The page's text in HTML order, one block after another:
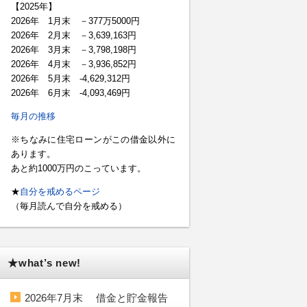
【2025年】
2026年 1月末 －377万5000円
2026年 2月末 －3,639,163円
2026年 3月末 －3,798,198円
2026年 4月末 －3,936,852円
2026年 5月末 -4,629,312円
2026年 6月末 -4,093,469円
毎月の推移
※ちなみに住宅ローンがこの借金以外に
あります。
あと約1000万円のこっています。
★自分を戒めるページ
（毎月読んで自分を戒める）
★what’s new!
2026年7月末 借金と貯金報告